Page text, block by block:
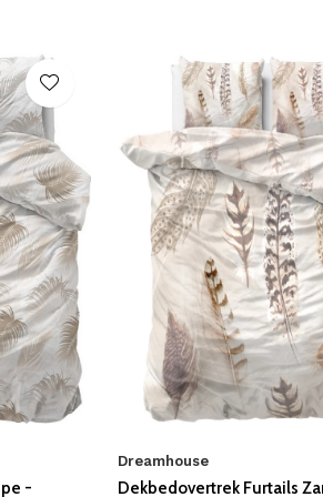
-
Dreamhouse
Dekbedovertrek Furtails